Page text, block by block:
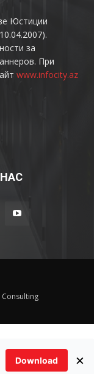
Юстиции
за
При
www.infocity.az
Consulting
Download ×